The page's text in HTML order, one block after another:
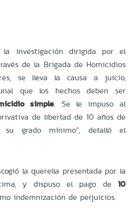
la investigación dirigida por el
de la Brigada de Homicidios
se lleva la causa a juicio,
que los hechos deben ser
simple. Se le impuso al
de libertad de 10 años de
su grado mínimo", detalló el
la querella presentada por la
y dispuso el pago de 10
indemnización de perjuicios.